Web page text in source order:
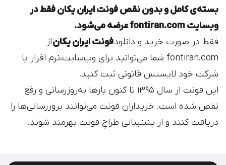
بسته‌ی کامل و بدون نقص فونت ایران یکان فقط در
وبسایت fontiran.com عرضه می‌شود.
فقط در صورت خرید و دانلودفونت ایران یکاناز
fontiran.com شما می‌توانید برای وب‌سایت،نرم افزار یا
شرکت خود لایسنس قانونی ثبت کنید.
این فونت از سال ۱۳۹۵ تا کنون بارها به‌روزرسانی و رفع
نقص شده است. خریداران فونت می‌توانند بروزرسانی‌ها را
دریافت کنند و از پشتیبانی طراحِ فونت بهرمند شوند.